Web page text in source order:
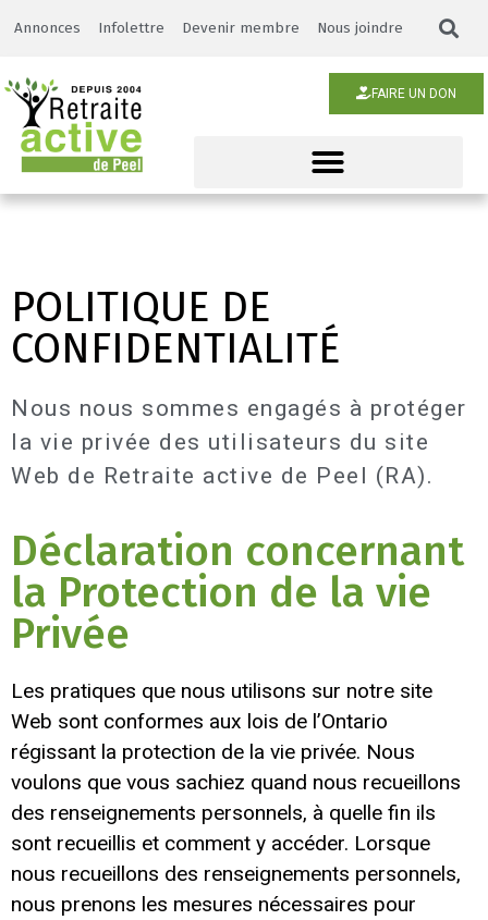
Annonces Infolettre Devenir membre Nous joindre
FAIRE UN DON
POLITIQUE DE
CONFIDENTIALITÉ
Nous nous sommes engagés à protéger
la vie privée des utilisateurs du site
Web de Retraite active de Peel (RA).
Déclaration concernant
la Protection de la vie
Privée
Les pratiques que nous utilisons sur notre site
Web sont conformes aux lois de l’Ontario
régissant la protection de la vie privée. Nous
voulons que vous sachiez quand nous recueillons
des renseignements personnels, à quelle fin ils
sont recueillis et comment y accéder. Lorsque
nous recueillons des renseignements personnels,
nous prenons les mesures nécessaires pour